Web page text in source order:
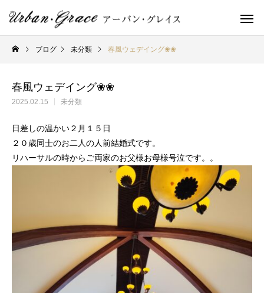
ブログ 未分類 春風ウェデイング❀❀
春風ウェデイング❀❀
2025.02.15 未分類
日差しの温かい２月１５日
２０歳同士のお二人の人前結婚式です。
リハーサルの時からご両家のお父様お母様号泣です。。